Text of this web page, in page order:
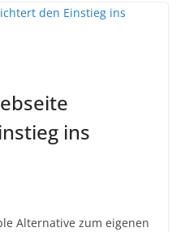
ins
Alternative zum eigenen